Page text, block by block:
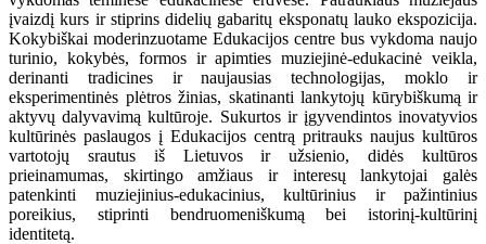
įvaizdį kurs ir stiprins didelių gabaritų eksponatų lauko ekspozicija.
Kokybiškai moderinzuotame Edukacijos centre bus vykdoma naujo
turinio, kokybės, formos ir apimties muziejinė-edukacinė veikla,
derinanti tradicines ir naujausias technologijas, moklo ir
eksperimentinės plėtros žinias, skatinanti lankytojų kūrybiškumą ir
aktyvų dalyvavimą kultūroje. Sukurtos ir įgyvendintos inovatyvios
kultūrinės paslaugos į Edukacijos centrą pritrauks naujus kultūros
vartotojų srautus iš Lietuvos ir užsienio, didės kultūros
prieinamumas, skirtingo amžiaus ir interesų lankytojai galės
patenkinti muziejinius-edukacinius, kultūrinius ir pažintinius
poreikius, stiprinti bendruomeniškumą bei istorinį-kultūrinį
identitetą.